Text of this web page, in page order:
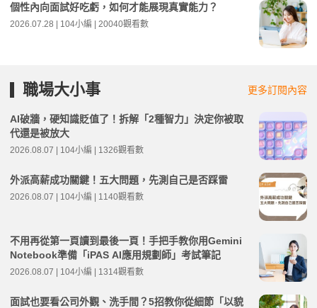
個性內向面試好吃虧，如何才能展現真實能力？
2026.07.28 | 104小編 | 20040觀看數
職場大小事 更多訂閱內容
AI破牆，硬知識貶值了！拆解「2種智力」決定你被取
代還是被放大
2026.08.07 | 104小編 | 1326觀看數
外派高薪成功關鍵！五大問題，先測自己是否踩雷
2026.08.07 | 104小編 | 1140觀看數
不用再從第一頁讀到最後一頁！手把手教你用Gemini
Notebook準備「iPAS AI應用規劃師」考試筆記
2026.08.07 | 104小編 | 1314觀看數
面試也要看公司外觀、洗手間？5招教你從細節「以貌